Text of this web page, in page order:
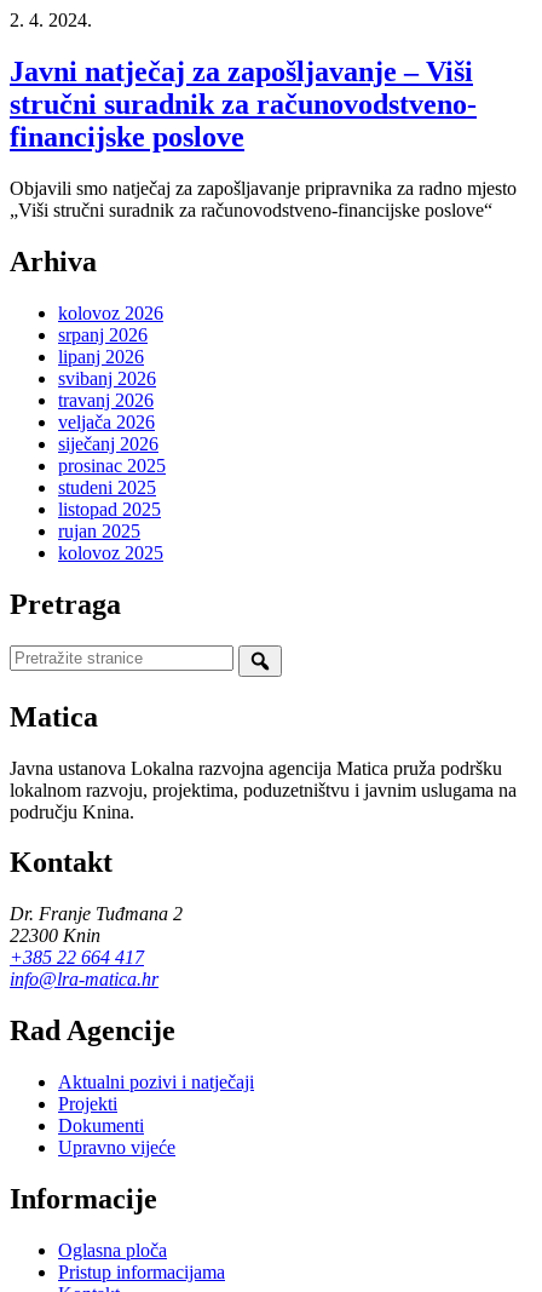
2. 4. 2024.
Javni natječaj za zapošljavanje – Viši
stručni suradnik za računovodstveno-
financijske poslove
Objavili smo natječaj za zapošljavanje pripravnika za radno mjesto
„Viši stručni suradnik za računovodstveno-financijske poslove“
Arhiva
kolovoz 2026
srpanj 2026
lipanj 2026
svibanj 2026
travanj 2026
veljača 2026
siječanj 2026
prosinac 2025
studeni 2025
listopad 2025
rujan 2025
kolovoz 2025
Pretraga
Pretraži
stranice
Matica
Javna ustanova Lokalna razvojna agencija Matica pruža podršku
lokalnom razvoju, projektima, poduzetništvu i javnim uslugama na
području Knina.
Kontakt
Dr. Franje Tuđmana 2
22300 Knin
+385 22 664 417
info@lra-matica.hr
Rad Agencije
Aktualni pozivi i natječaji
Projekti
Dokumenti
Upravno vijeće
Informacije
Oglasna ploča
Pristup informacijama